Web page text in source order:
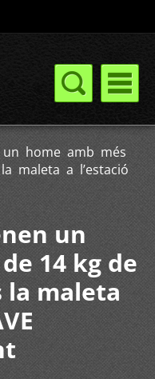
home amb més
maleta a l’estació
un
14 kg de
maleta